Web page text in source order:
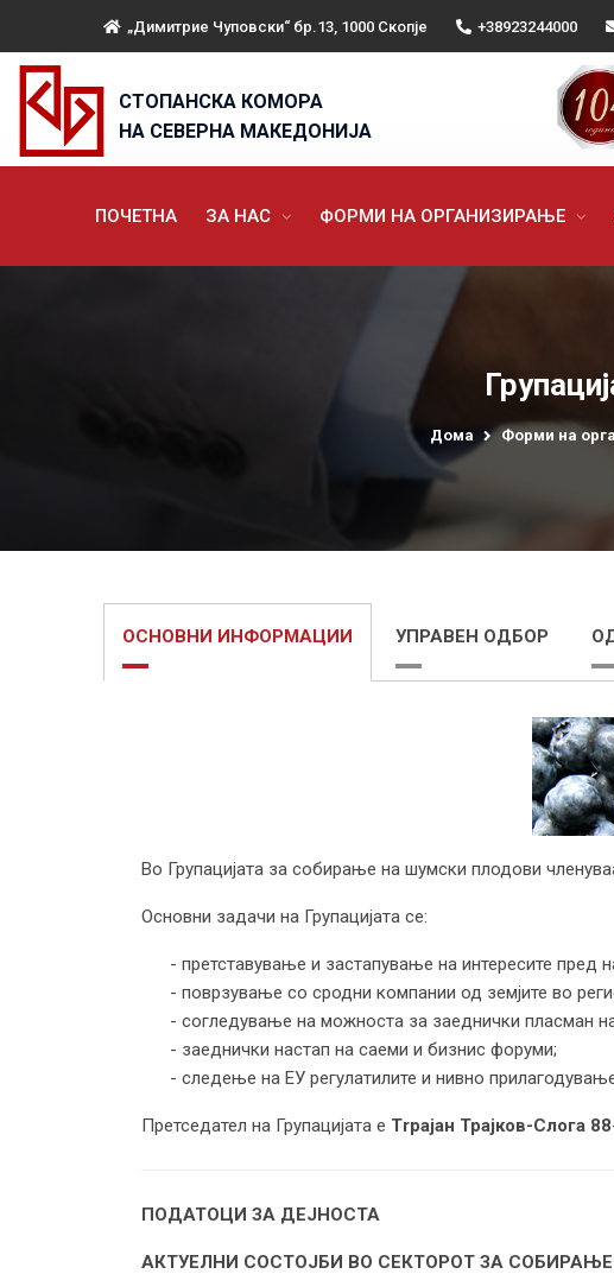
„Димитрие Чуповски“ бр.13, 1000 Скопје +38923244000
СТОПАНСКА КОМОРА
НА СЕВЕРНА МАКЕДОНИЈА
ПОЧЕТНА ЗА НАС ФОРМИ НА ОРГАНИЗИРАЊЕ
Дома Форми на
ОСНОВНИ ИНФОРМАЦИИ УПРАВЕН ОДБОР
Во Групацијата за собирање на шумски плодови
Основни задачи на Групацијата се:
- претставување и застапување на интересите пред
- поврзување со сродни компании од земјите во
- согледување на можноста за заеднички пласман
- заеднички настап на саеми и бизнис форуми;
- следење на ЕУ регулатилите и нивно
Претседател на Групацијата е Trрајан Трајков-Слога 88
ПОДАТОЦИ ЗА ДЕЈНОСТА
АКТУЕЛНИ СОСТОЈБИ ВО СЕКТОРОТ ЗА